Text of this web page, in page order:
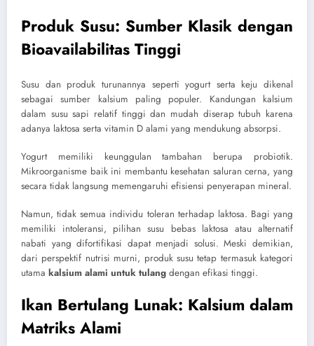
Produk Susu: Sumber Klasik dengan
Bioavailabilitas Tinggi
Susu dan produk turunannya seperti yogurt serta keju dikenal
sebagai sumber kalsium paling populer. Kandungan kalsium
dalam susu sapi relatif tinggi dan mudah diserap tubuh karena
adanya laktosa serta vitamin D alami yang mendukung absorpsi.
Yogurt memiliki keunggulan tambahan berupa probiotik.
Mikroorganisme baik ini membantu kesehatan saluran cerna, yang
secara tidak langsung memengaruhi efisiensi penyerapan mineral.
Namun, tidak semua individu toleran terhadap laktosa. Bagi yang
memiliki intoleransi, pilihan susu bebas laktosa atau alternatif
nabati yang difortifikasi dapat menjadi solusi. Meski demikian,
dari perspektif nutrisi murni, produk susu tetap termasuk kategori
utama kalsium alami untuk tulang dengan efikasi tinggi.
Ikan Bertulang Lunak: Kalsium dalam
Matriks Alami